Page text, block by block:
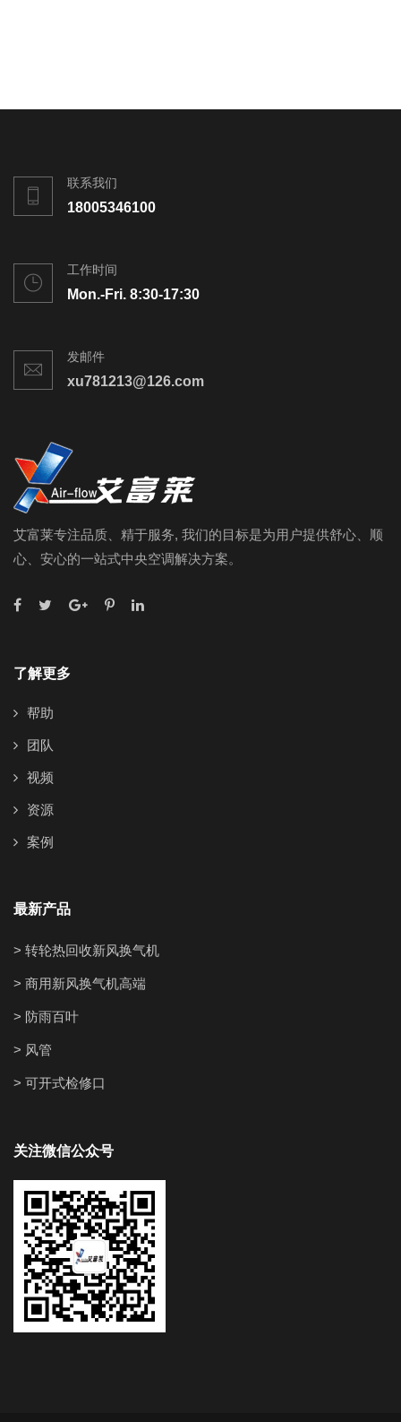
联系我们
18005346100
工作时间
Mon.-Fri. 8:30-17:30
发邮件
xu781213@126.com
艾富莱专注品质、精于服务, 我们的目标是为用户提供舒心、顺
心、安心的一站式中央空调解决方案。
了解更多
帮助
团队
视频
资源
案例
最新产品
> 转轮热回收新风换气机
> 商用新风换气机高端
> 防雨百叶
> 风管
> 可开式检修口
关注微信公众号